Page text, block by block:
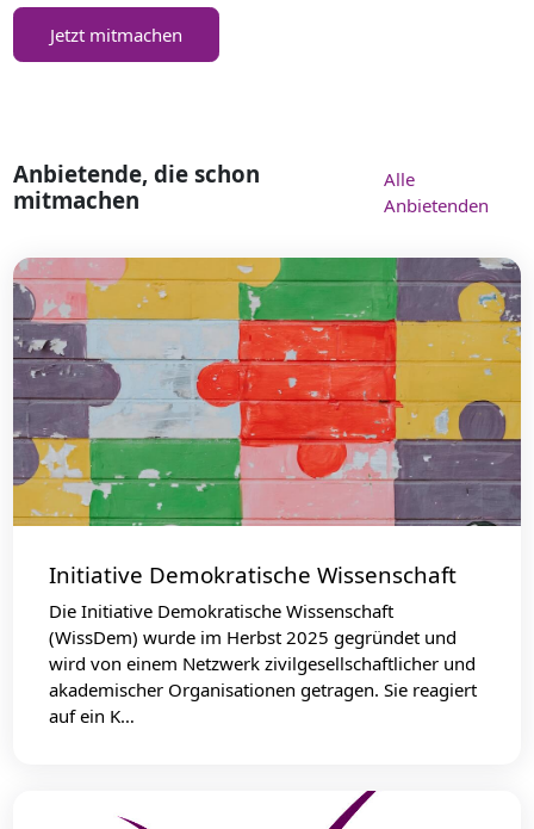
Jetzt mitmachen
Anbietende, die schon
mitmachen
Alle
Anbietenden
Initiative Demokratische Wissenschaft
Die Initiative Demokratische Wissenschaft
(WissDem) wurde im Herbst 2025 gegründet und
wird von einem Netzwerk zivilgesellschaftlicher und
akademischer Organisationen getragen. Sie reagiert
auf ein K…